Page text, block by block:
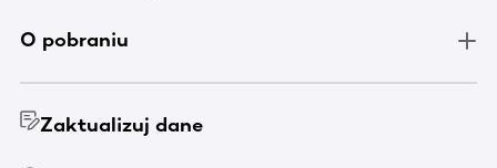
O pobraniu
Zaktualizuj dane